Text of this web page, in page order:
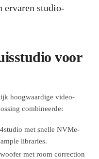
ervaren studio-
voor
hoogwaardige video-
combineerde:
met snelle NVMe-
libraries.
met room correction